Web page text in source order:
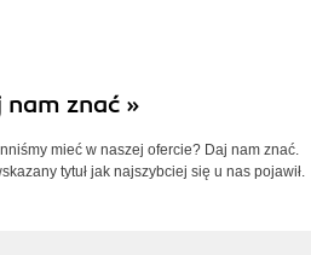
znać »
mieć w naszej ofercie? Daj nam znać.
tytuł jak najszybciej się u nas pojawił.